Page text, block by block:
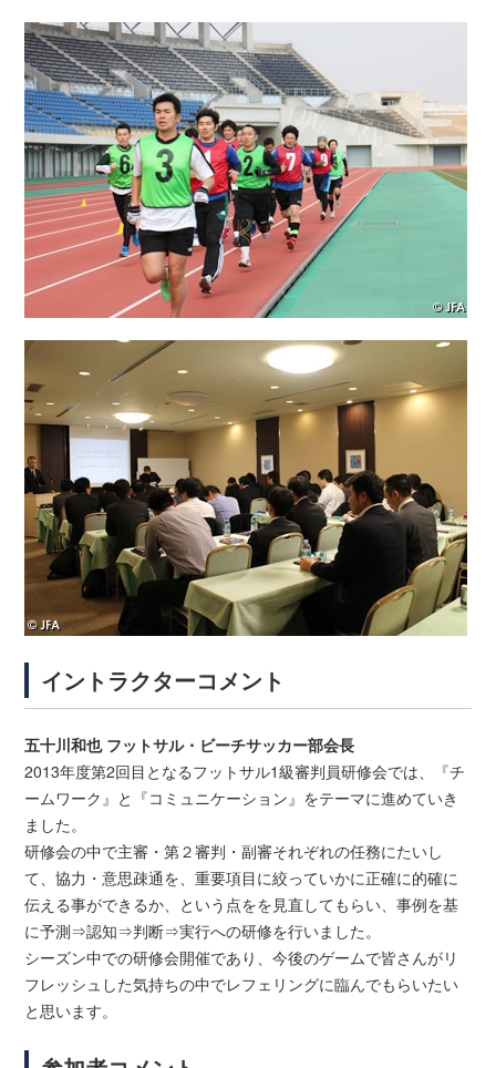
イントラクターコメント
五十川和也 フットサル・ビーチサッカー部会長
2013年度第2回目となるフットサル1級審判員研修会では、『チ
ームワーク』と『コミュニケーション』をテーマに進めていき
ました。
研修会の中で主審・第２審判・副審それぞれの任務にたいし
て、協力・意思疎通を、重要項目に絞っていかに正確に的確に
伝える事ができるか、という点をを見直してもらい、事例を基
に予測⇒認知⇒判断⇒実行への研修を行いました。
シーズン中での研修会開催であり、今後のゲームで皆さんがリ
フレッシュした気持ちの中でレフェリングに臨んでもらいたい
と思います。